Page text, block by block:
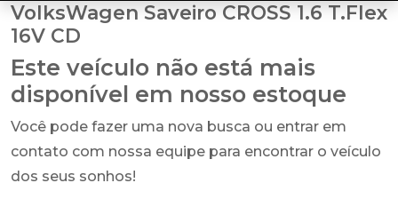
VolksWagen Saveiro CROSS 1.6 T.Flex
16V CD
Este veículo não está mais
disponível em nosso estoque
Você pode fazer uma nova busca ou entrar em
contato com nossa equipe para encontrar o veículo
dos seus sonhos!